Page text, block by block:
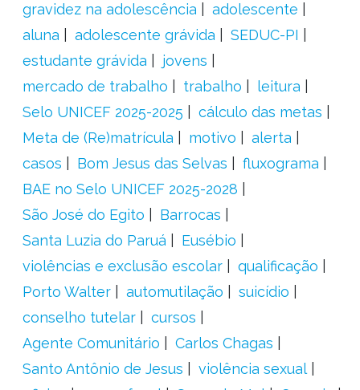
gravidez na adolescência
adolescente
aluna
adolescente grávida
SEDUC-PI
estudante grávida
jovens
mercado de trabalho
trabalho
leitura
Selo UNICEF 2025-2025
cálculo das metas
Meta de (Re)matrícula
motivo
alerta
casos
Bom Jesus das Selvas
fluxograma
BAE no Selo UNICEF 2025-2028
São José do Egito
Barrocas
Santa Luzia do Paruá
Eusébio
violências e exclusão escolar
qualificação
Porto Walter
automutilação
suicídio
conselho tutelar
cursos
Agente Comunitário
Carlos Chagas
Santo Antônio de Jesus
violência sexual